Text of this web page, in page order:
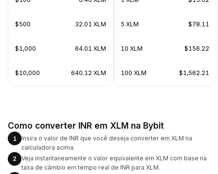
$500 32.01 XLM
$1,000 64.01 XLM
$10,000 640.12 XLM
5 XLM $78.11
10 XLM $156.22
100 XLM $1,562.21
Como converter INR em XLM na Bybit
1
Insira o valor de INR que você deseja converter em XLM na
calculadora acima.
2
Veja instantaneamente o valor equivalente em XLM com base na
taxa de câmbio em tempo real de INR para XLM.